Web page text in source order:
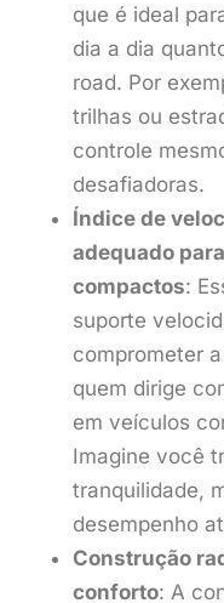
que é ideal
dia a dia
road. Por
trilhas ou
controle
desafiadoras.
Índice de
adequado
compactos:
suporte
comprometer
quem dirige
em veículos
Imagine você
tranquilidade,
desempenho
Construção
conforto: A